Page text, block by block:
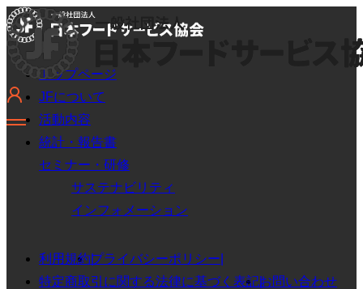
トップページ
JFについて
活動内容
統計・報告書
セミナー・研修
サステナビリティ
インフォメーション
利用規約プライバシーポリシー
特定商取引に関する法律に基づく表記お問い合わせ